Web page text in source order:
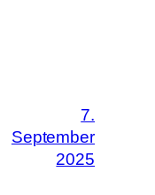
7.
September
2025